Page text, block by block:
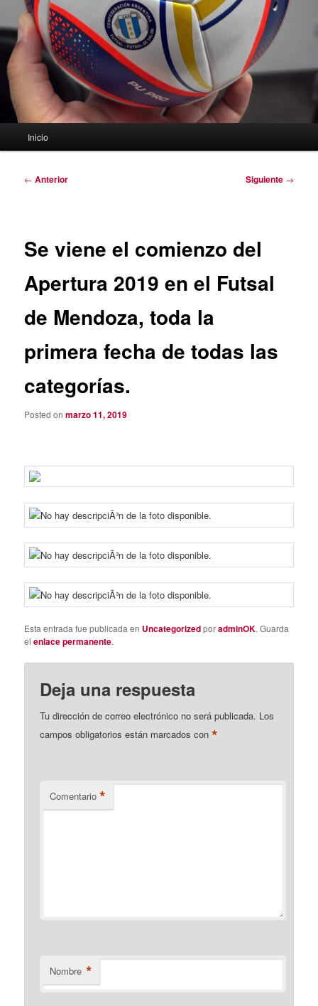
Inicio
Navegación
← Anterior Siguiente →
Se viene el comienzo del
Apertura 2019 en el Futsal
de Mendoza, toda la
primera fecha de todas las
categorías.
Posted onmarzo 11, 2019
Esta entrada fue publicada en UncategorizedporadminOK. Guarda
elenlace permanente.
Deja una respuesta
Tu dirección de correo electrónico no será publicada. Los
campos obligatorios están marcados con*
Comentario *
Nombre *